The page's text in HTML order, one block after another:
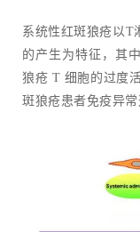
系统性红斑狼疮以T
的产生为特征，其
狼疮 T 细胞的过度
斑狼疮患者免疫异常